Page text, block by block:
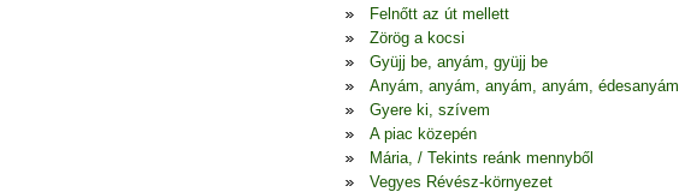
Felnőtt az út mellett
Zörög a kocsi
Gyüjj be, anyám, gyüjj be
Anyám, anyám, anyám, anyám, édesanyám
Gyere ki, szívem
A piac közepén
Mária, / Tekints reánk mennyből
Vegyes Révész-környezet